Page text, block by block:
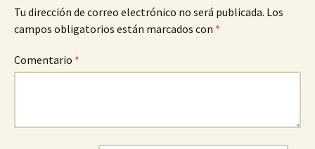
Tu dirección de correo electrónico no será publicada. Los
campos obligatorios están marcados con *
Comentario *